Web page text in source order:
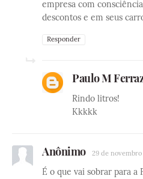
empresa com
descontos e em seus
Responder
Paulo M
Rindo litros!
Kkkkk
Anônimo 29 de novembro
É o que vai sobrar para a